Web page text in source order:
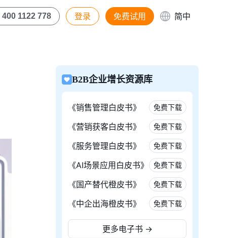
400 1122 778 登录 免费试用 简中
B2B企业增长资源库
《销售管理白皮书》 免费下载
《营销获客白皮书》 免费下载
《服务管理白皮书》 免费下载
《AI场景应用白皮书》 免费下载
《国产替代橙皮书》 免费下载
《中企出海橙皮书》 免费下载
更多电子书 →